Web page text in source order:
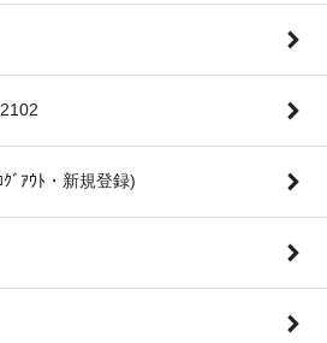
ﾞｱｳﾄ・新規登録)